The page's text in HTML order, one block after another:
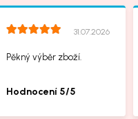
31.07.2026
Pěkný výběr zboží.
Hodnocení 5/5